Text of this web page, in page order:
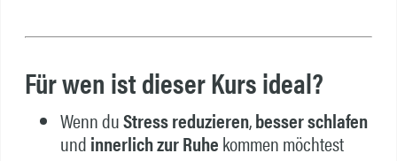
Für wen ist dieser Kurs ideal?
Wenn duStress reduzieren,besser schlafen
undinnerlich zur Ruhekommen möchtest